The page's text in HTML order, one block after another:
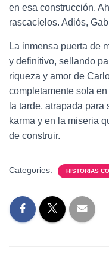
en esa construcción.
rascacielos. Adiós,
La inmensa puerta de
y definitivo, sellando
riqueza y amor de
completamente sola
la tarde, atrapada
karma y en la miseria
de construir.
Categories: HISTORIAS